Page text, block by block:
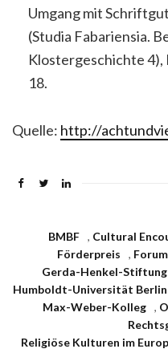
Umgang mit
(Studia Fabariensia.
Klostergeschichte 4),
18.
Quelle: http://
BMBF , Cultural
Förderpreis
,
Gerda-Henkel-Stiftung
Humboldt-Universität Berlin
Max-Weber-Kolleg
,
Religiöse Kulturen im